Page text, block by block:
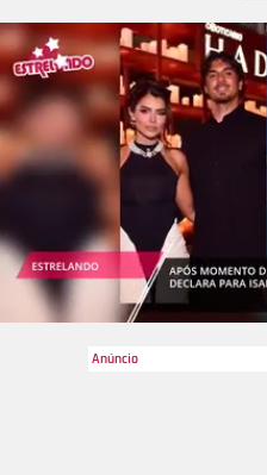
comportado do que o da
atuou nos filmesCinderela Pop
completar o elenco da novela
atuou emMalhação: Viva a
revivendo a personagem no